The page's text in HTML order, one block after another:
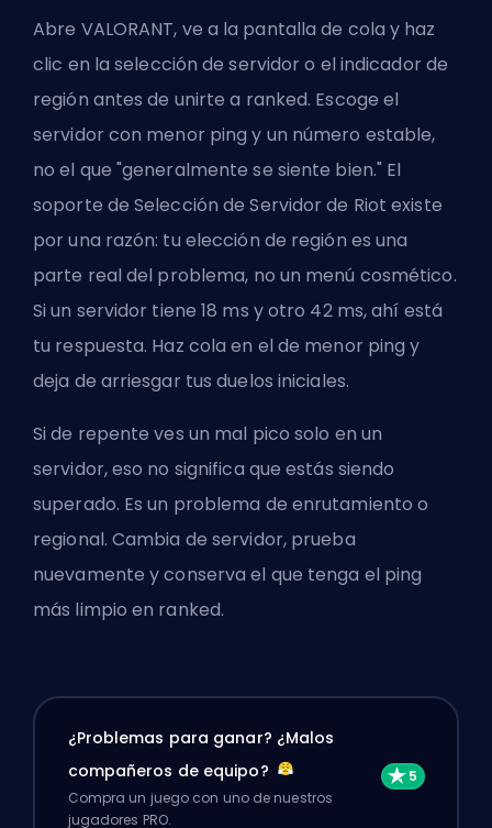
Abre VALORANT, ve a la pantalla de cola y haz
clic en la selección de servidor o el indicador de
región antes de unirte a ranked. Escoge el
servidor con menor ping y un número estable,
no el que "generalmente se siente bien." El
soporte de Selección de Servidor de Riot existe
por una razón: tu elección de región es una
parte real del problema, no un menú cosmético.
Si un servidor tiene 18 ms y otro 42 ms, ahí está
tu respuesta. Haz cola en el de menor ping y
deja de arriesgar tus duelos iniciales.
Si de repente ves un mal pico solo en un
servidor, eso no significa que estás siendo
superado. Es un problema de enrutamiento o
regional. Cambia de servidor, prueba
nuevamente y conserva el que tenga el ping
más limpio en ranked.
¿Problemas para ganar? ¿Malos
compañeros de equipo?
Compra un juego con uno de nuestros
jugadores PRO.